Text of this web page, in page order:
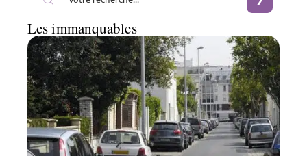
Les immanquables